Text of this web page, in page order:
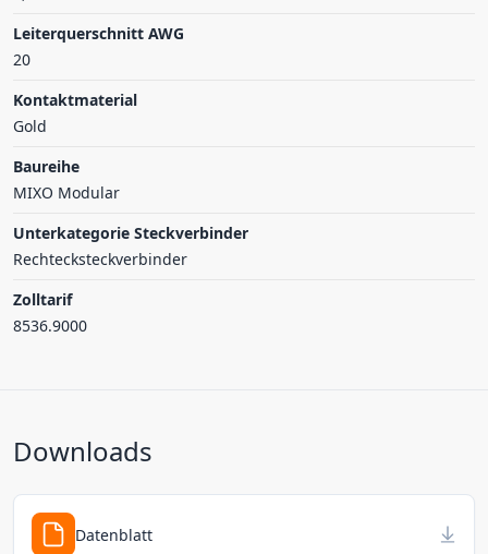
Leiterquerschnitt AWG
20
Kontaktmaterial
Gold
Baureihe
MIXO Modular
Unterkategorie Steckverbinder
Rechtecksteckverbinder
Zolltarif
8536.9000
Downloads
Datenblatt